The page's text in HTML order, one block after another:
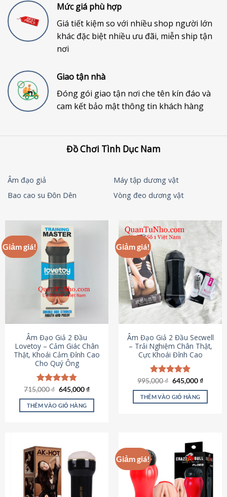
Mức giá phù hợp
Giá tiết kiệm so với nhiều shop người lớn
khác đặc biệt nhiều ưu đãi, miễn ship tận
nơi
Giao tận nhà
Đóng gói giao tận nơi che tên kín đáo và
cam kết bảo mật thông tin khách hàng
Đồ Chơi Tình Dục Nam
Âm đạo giả
Máy tập dương vật
Bao cao su Đôn Dên
Vòng đeo dương vật
Giảm giá!
Âm Đạo Giả 2 Đầu
Lovetoy – Cảm Giác Chân
Thật, Khoái Cảm Đỉnh Cao
Cho Quý Ông
Được xếp
hạng4.79
5 sao
715,000₫ Giá
là:
715,000 ₫.
645,000₫Giá
tại
THÊM VÀO GIỎ HÀNG
Giảm giá!
Âm Đạo Giả 2 Đầu Secwell
– Trải Nghiệm Chân Thật,
Cực Khoái Đỉnh Cao
Được xếp
hạng4.88
5 sao
995,000₫ Giá
là:
995,000 ₫.
645,000₫Giá
tại
THÊM VÀO GIỎ HÀNG
Giảm giá!